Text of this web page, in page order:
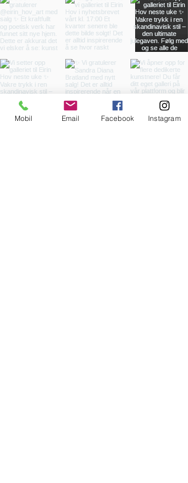
Mobil Email Facebook Instagram